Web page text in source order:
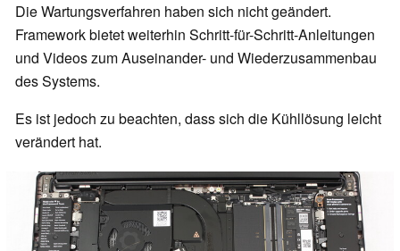
Die Wartungsverfahren haben sich nicht geändert.
Framework bietet weiterhin Schritt-für-Schritt-Anleitungen
und Videos zum Auseinander- und Wiederzusammenbau
des Systems.
Es ist jedoch zu beachten, dass sich die Kühllösung leicht
verändert hat.